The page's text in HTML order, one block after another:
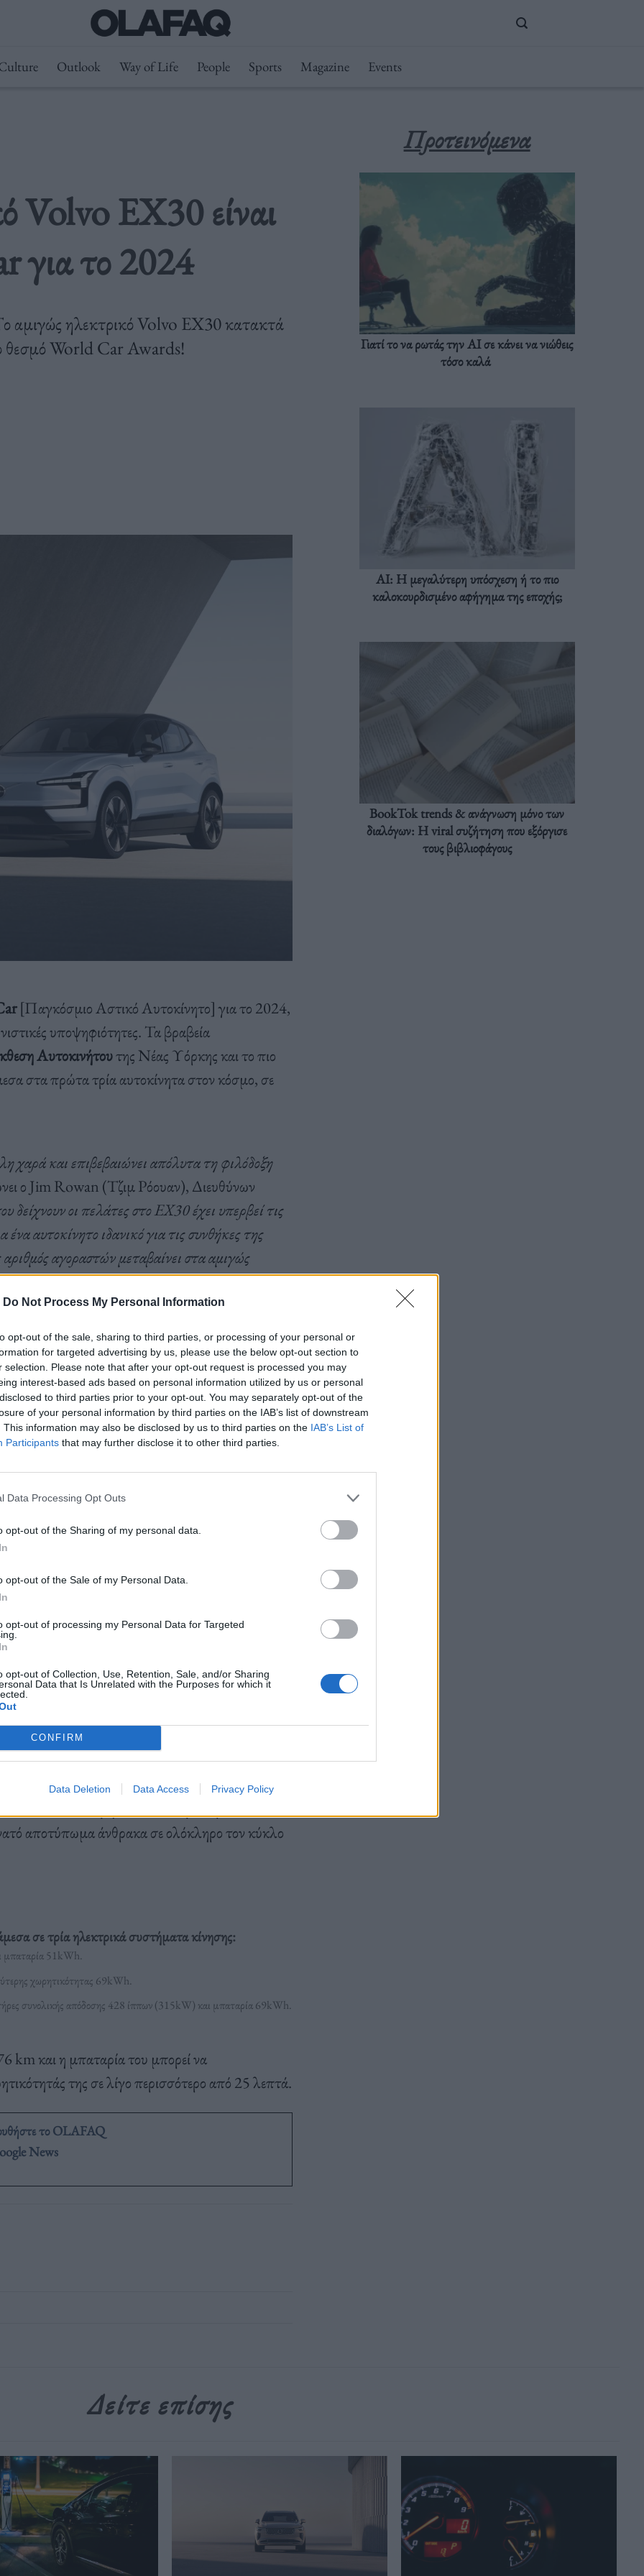
Do Not Process My Personal Information
opt-out of the sale, sharing to third parties, or processing of your personal or
for targeted advertising by us, please use the below opt-out section to
selection. Please note that after your opt-out request is processed you may
interest-based ads based on personal information utilized by us or personal
to third parties prior to your opt-out. You may separately opt-out of the
of your personal information by third parties on the IAB’s list of downstream
This information may also be disclosed by us to third parties on the IAB’s List of
Participants that may further disclose it to other third parties.
Data Processing Opt Outs
opt-out of the Sharing of my personal data.
opt-out of the Sale of my Personal Data.
opt-out of processing my Personal Data for Targeted
opt-out of Collection, Use, Retention, Sale, and/or Sharing
Data that Is Unrelated with the Purposes for which it
CONFIRM
Data Deletion Data Access Privacy Policy
Outlook Way of Life People Sports Magazine Events
Volvo EX30 είναι
για το 2024
αμιγώς ηλεκτρικό Volvo EX30 κατακτά
θεσμό World Car Awards!
[Παγκόσμιο Αστικό Αυτοκίνητο] για το 2024,
υποψηφιότητες. Τα βραβεία
Αυτοκινήτουτης Νέας Υόρκης και το πιο
στα πρώτα τρία αυτοκίνητα στον κόσμο, σε
χαρά και επιβεβαιώνει απόλυτα τη φιλόδοξη
ο Jim Rowan (Τζιμ Ρόουαν), Διευθύνων
οι πελάτες στο EX30 έχει υπερβεί τις
αυτοκίνητο ιδανικό για τις συνθήκες της
αγοραστών μεταβαίνει στα αμιγώς
EX30 θα συνεισφέρει σημαντικά στην ανάπτυξή
αποσπώνταςπλήθος εγκωμίωνκαι έχει ήδη
of the Year, τοSmall SUV/Crossover of the
the Yearαπό το περιοδικό Top Gear.
προϊόντων της Volvo, η οποία περιλαμβάνει
μοντέλασε πολλές κατηγορίες. Αυτά τα
επίτευξη του στόχου της Volvo Cars να
έως το 2030.
δημοφιλές ανάμεσα στους πελάτες. Με
να είναι ένα από τα best seller της αυτό το
παρουσιάσει ποτέ και βασίζεται σε μία ειδικά
Εκτός από τις μηδενικές εκπομπές ρύπων, το
αποτύπωμα άνθρακα σε ολόκληρο τον κύκλο
σε τρία ηλεκτρικά συστήματα κίνησης:
μπαταρία 51kWh.
χωρητικότητας 69kWh.
συνολικής απόδοσης 428 ίππων (315kW) και μπαταρία 69kWh.
km και η μπαταρία του μπορεί να
της σε λίγο περισσότερο από 25 λεπτά.
το OLAFAQ
News
Προτεινόμενα
Γιατί το να ρωτάς την AI σε κάνει να νιώθεις
τόσο καλά
AI: Η μεγαλύτερη υπόσχεση ή το πιο
καλοκουρδισμένο αφήγημα της εποχής;
BookTok trends & ανάγνωση μόνο των
διαλόγων: Η viral συζήτηση που εξόργισε
τους βιβλιοφάγους
Δείτε επίσης